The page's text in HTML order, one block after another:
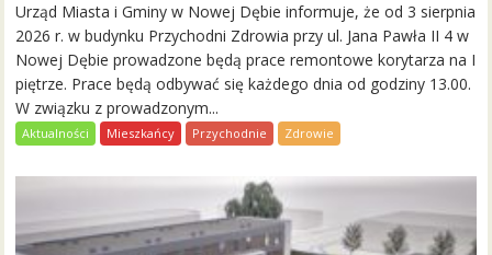
Urząd Miasta i Gminy w Nowej Dębie informuje, że od 3 sierpnia
2026 r. w budynku Przychodni Zdrowia przy ul. Jana Pawła II 4 w
Nowej Dębie prowadzone będą prace remontowe korytarza na I
piętrze. Prace będą odbywać się każdego dnia od godziny 13.00.
W związku z prowadzonym...
Aktualności Mieszkańcy Przychodnie Zdrowie